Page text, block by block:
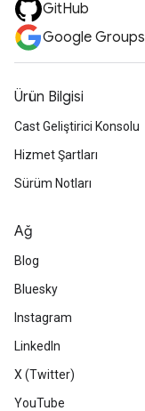
GitHub
Google Groups
Ürün Bilgisi
Cast Geliştirici Konsolu
Hizmet Şartları
Sürüm Notları
Ağ
Blog
Bluesky
Instagram
LinkedIn
X (Twitter)
YouTube